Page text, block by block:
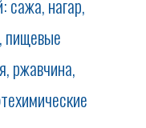
сажа, нагар,
пищевые
ржавчина,